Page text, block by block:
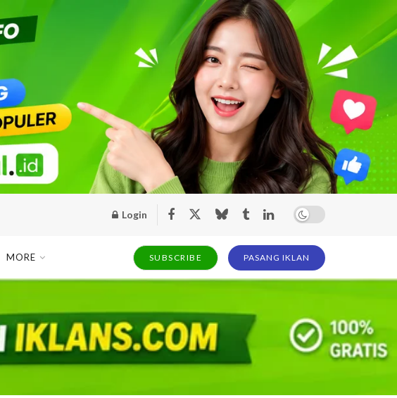
Login
MORE SUBSCRIBE PASANG IKLAN